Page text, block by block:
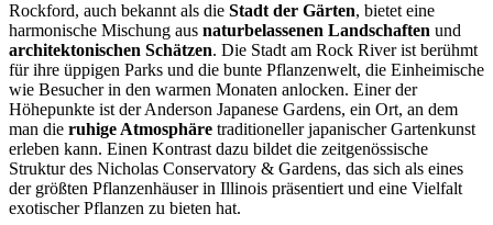
Rockford, auch bekannt als die Stadt der Gärten, bietet eine
harmonische Mischung aus naturbelassenen Landschaften und
architektonischen Schätzen. Die Stadt am Rock River ist berühmt
für ihre üppigen Parks und die bunte Pflanzenwelt, die Einheimische
wie Besucher in den warmen Monaten anlocken. Einer der
Höhepunkte ist der Anderson Japanese Gardens, ein Ort, an dem
man die ruhige Atmosphäre traditioneller japanischer Gartenkunst
erleben kann. Einen Kontrast dazu bildet die zeitgenössische
Struktur des Nicholas Conservatory & Gardens, das sich als eines
der größten Pflanzenhäuser in Illinois präsentiert und eine Vielfalt
exotischer Pflanzen zu bieten hat.